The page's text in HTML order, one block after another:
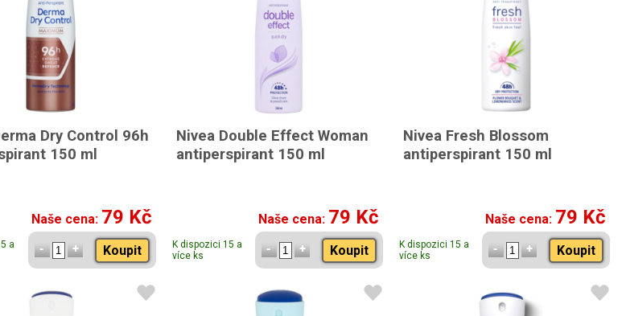
Dry Control 96h
150 ml
Naše cena: 79 Kč
a
Koupit
Nivea Double Effect Woman
antiperspirant 150 ml
Naše cena: 79 Kč
K dispozici 15 a
více ks
Koupit
Nivea Fresh Blossom
antiperspirant 150 ml
Naše cena: 79 Kč
K dispozici 15 a
více ks
Koupit